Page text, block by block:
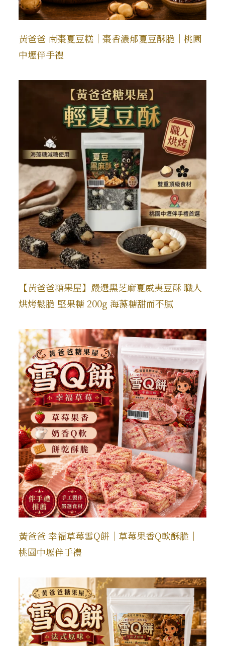
黃爸爸 南棗夏豆糕｜棗香濃郁夏豆酥脆｜桃園
中壢伴手禮
【黃爸爸糖果屋】嚴選黑芝麻夏威夷豆酥 職人
烘烤鬆脆 堅果糖 200g 海藻糖甜而不膩
黃爸爸 幸福草莓雪Q餅｜草莓果香Q軟酥脆｜
桃園中壢伴手禮